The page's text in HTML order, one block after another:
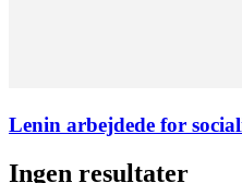
Lenin arbejdede for
Ingen resultater